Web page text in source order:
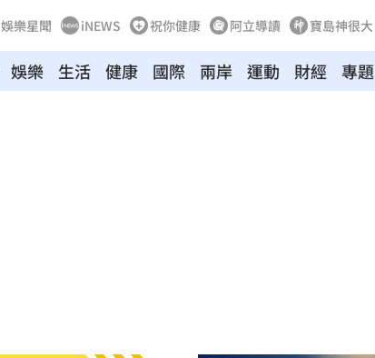
娛樂星聞 iNEWS 祝你健康 阿立導讀 寶島神很大
娛樂 生活 健康 國際 兩岸 運動 財經 專題